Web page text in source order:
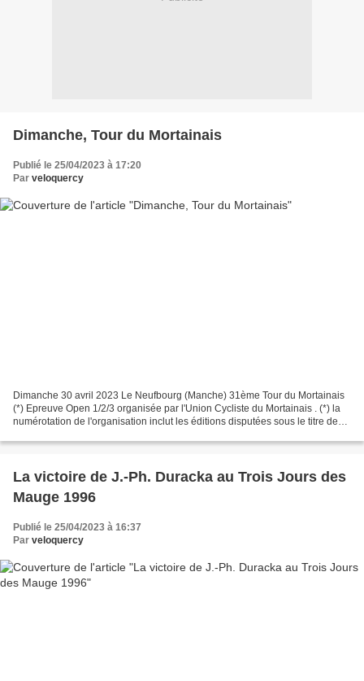
Dimanche, Tour du Mortainais
Publié le 25/04/2023 à 17:20
Par veloquercy
Dimanche 30 avril 2023 Le Neufbourg (Manche) 31ème Tour du Mortainais
(*) Epreuve Open 1/2/3 organisée par l'Union Cycliste du Mortainais . (*) la
numérotation de l'organisation inclut les éditions disputées sous le titre de
La victoire de J.-Ph. Duracka au Trois Jours des
Mauge 1996
Publié le 25/04/2023 à 16:37
Par veloquercy